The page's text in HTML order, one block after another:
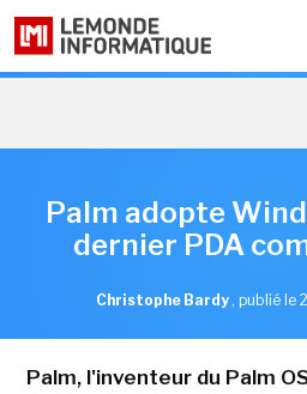
Palm adopte
dernier PDA
Christophe Bardy , publié le
Palm, l'inventeur du Palm